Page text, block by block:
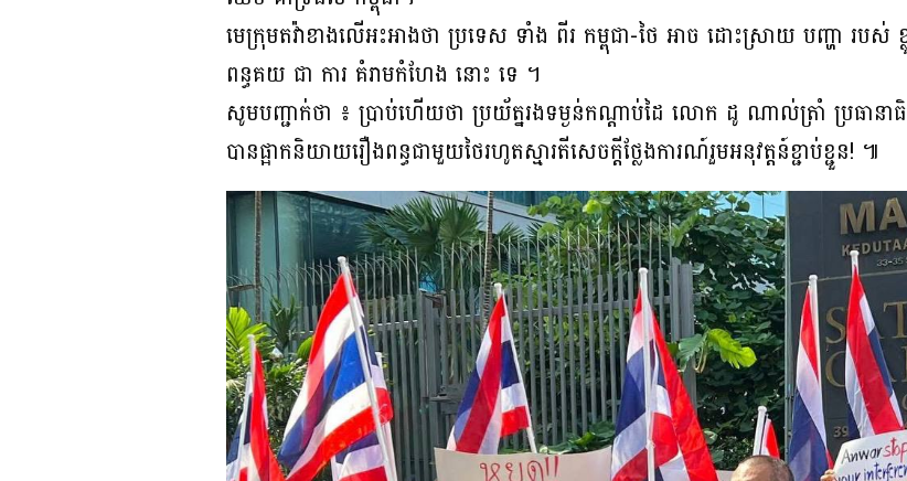
មេក្រុមតវ៉ាខាងលើអះអាងថា ប្រទេស ទាំង ពីរ កម្ពុជា-ថៃ អាច ដោះស្រាយ បញ្ហា រប
ពន្ធគយ ជា ការ គំរាមកំហែង នោះ ទេ ។
សូមបញ្ជាក់ថា ៖ ប្រាប់ហើយថា ប្រយ័ត្នរងទម្ងន់កណ្តាប់ដៃ លោក ដូ ណាល់ត្រាំ ប្រធ
បានផ្អាកនិយាយរឿងពន្ធជាមួយថៃរហូតស្មារតីសេចក្តីថ្លែងការណ៍រួមអនុវត្តន៍ខ្ជាប់ខ្ជួន! ៕